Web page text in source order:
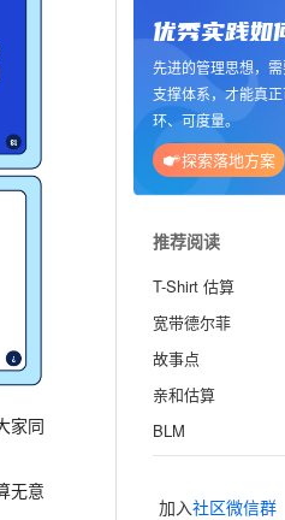
家同
无意
优秀实践如
先进的管理思想，
支撑体系，才能真
环、可度量。
探索落地方案
推荐阅读
T-Shirt 估算
宽带德尔菲
故事点
亲和估算
BLM
加入社区微信群